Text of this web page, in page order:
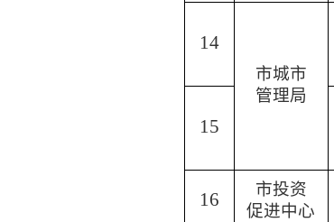
14
市城市
管理局
15
16
市投资
促进中心